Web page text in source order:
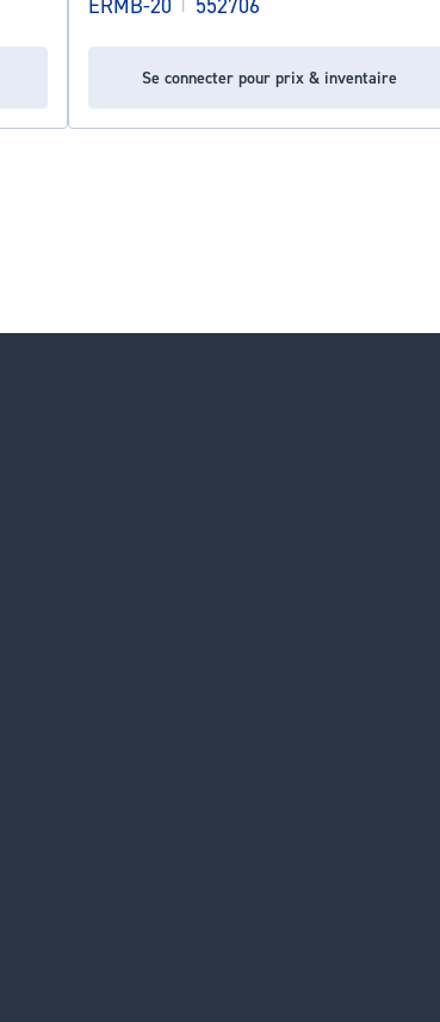
ERMB-20
552706
Se connecter pour prix & inventaire